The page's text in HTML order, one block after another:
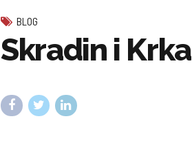
BLOG
Skradin i Krka